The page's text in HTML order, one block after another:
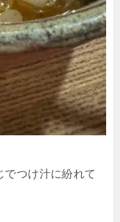
つけ汁に紛れて